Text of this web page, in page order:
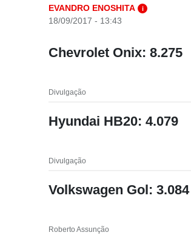
EVANDRO ENOSHITA i
18/09/2017 - 13:43
Chevrolet Onix: 8.275
Divulgação
Hyundai HB20: 4.079
Divulgação
Volkswagen Gol: 3.084
Roberto Assunção